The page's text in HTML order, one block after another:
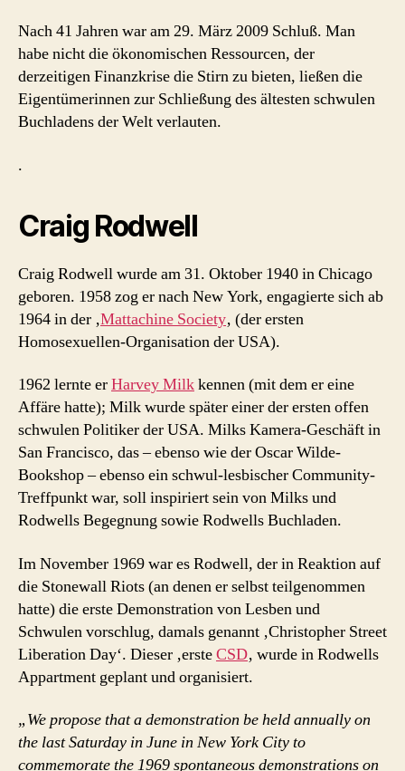
Nach 41 Jahren war am 29. März 2009 Schluß. Man
habe nicht die ökonomischen Ressourcen, der
derzeitigen Finanzkrise die Stirn zu bieten, ließen die
Eigentümerinnen zur Schließung des ältesten schwulen
Buchladens der Welt verlauten.
.
Craig Rodwell
Craig Rodwell wurde am 31. Oktober 1940 in Chicago
geboren. 1958 zog er nach New York, engagierte sich ab
1964 in der ‚Mattachine Society‚ (der ersten
Homosexuellen-Organisation der USA).
1962 lernte erHarvey Milkkennen (mit dem er eine
Affäre hatte); Milk wurde später einer der ersten offen
schwulen Politiker der USA. Milks Kamera-Geschäft in
San Francisco, das – ebenso wie der Oscar Wilde-
Bookshop – ebenso ein schwul-lesbischer Community-
Treffpunkt war, soll inspiriert sein von Milks und
Rodwells Begegnung sowie Rodwells Buchladen.
Im November 1969 war es Rodwell, der in Reaktion auf
die Stonewall Riots (an denen er selbst teilgenommen
hatte) die erste Demonstration von Lesben und
Schwulen vorschlug, damals genannt ‚Christopher Street
Liberation Day‘. Dieser ‚ersteCSD‚ wurde in Rodwells
Appartment geplant und organisiert.
„We propose that a demonstration be held annually on
the last Saturday in June in New York City to
commemorate the 1969 spontaneous demonstrations on